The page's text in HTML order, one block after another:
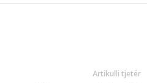
Artikulli tjetër